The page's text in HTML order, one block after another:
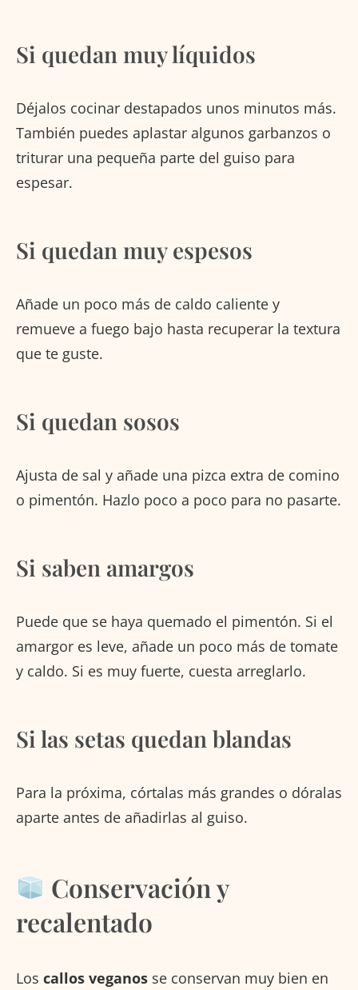
Si quedan muy líquidos
Déjalos cocinar destapados unos minutos más.
También puedes aplastar algunos garbanzos o
triturar una pequeña parte del guiso para
espesar.
Si quedan muy espesos
Añade un poco más de caldo caliente y
remueve a fuego bajo hasta recuperar la textura
que te guste.
Si quedan sosos
Ajusta de sal y añade una pizca extra de comino
o pimentón. Hazlo poco a poco para no pasarte.
Si saben amargos
Puede que se haya quemado el pimentón. Si el
amargor es leve, añade un poco más de tomate
y caldo. Si es muy fuerte, cuesta arreglarlo.
Si las setas quedan blandas
Para la próxima, córtalas más grandes o dóralas
aparte antes de añadirlas al guiso.
Conservación y
recalentado
Los callos veganos se conservan muy bien en